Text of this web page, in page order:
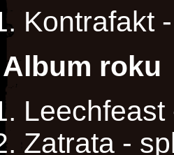
Kontrafakt
Album roku
Zatrata -